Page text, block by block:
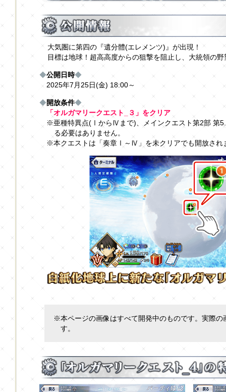
大気圏に第四の『遺分體(エレメンツ)』が出現！
目標は地球！超高高度からの狙撃を阻止し、大統領の
◆公開日時◆
2025年7月25日(金) 18:00～
◆開放条件◆
「オルガマリークエスト_３」をクリア
※亜種特異点(ⅠからⅣまで)、メインクエスト第2部 第
る必要はありません。
※本クエストは「奏章Ⅰ～Ⅳ」を未クリアでも開放され
※本ページの画像はすべて開発中のものです。実際の
す。